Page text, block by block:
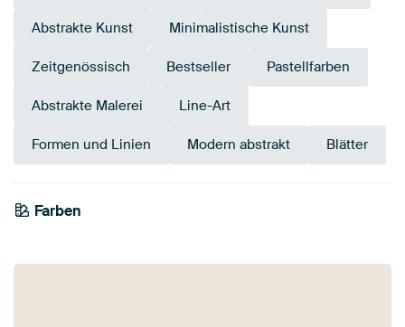
Abstrakte Kunst Minimalistische Kunst
Zeitgenössisch Bestseller Pastellfarben
Abstrakte Malerei Line-Art
Formen und Linien Modern abstrakt Blätter
Farben
Anthrazit
Beige
Salbeigrün